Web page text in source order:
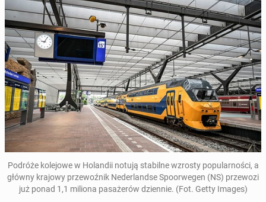
Podróże kole­jowe w Holandii notują sta­bilne wzrosty pop­u­larnoś­ci, a
główny krajowy prze­woźnik Ned­er­landse Spoor­we­gen (NS) prze­wozi
już ponad 1,1 miliona pasażerów dzi­en­nie. (Fot. Getty Images)